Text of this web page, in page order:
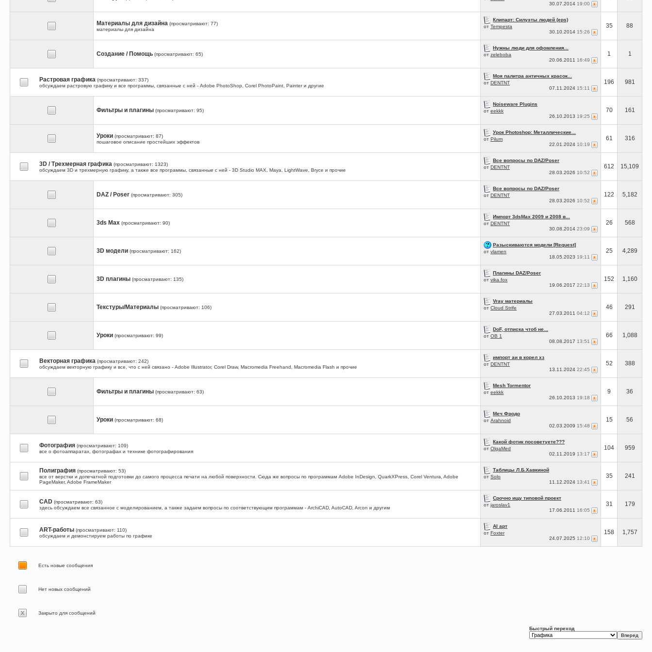
30.07.2014 19:00
Материалы для дизайна (просматривают: 77)
материалы для дизайна
Клипарт: Силуэты людей (eps)
от Tempesta
30.10.2014 15:26
35 88
Создание / Помощь (просматривают: 65)
Нужны люди для офомления...
от zeleboba
20.06.2011 16:49
1 1
Растровая графика (просматривают: 337)
обсуждаем растровую графику и все программы, связанные с ней - Adobe PhotoShop, Corel PhotoPaint, Painter и другие
Моя палитра античных красок...
от DENTNT
07.11.2024 15:11
196 981
Фильтры и плагины (просматривают: 95)
Noiseware Plugins
от eekkk
26.10.2013 19:25
70 161
Уроки (просматривают: 87)
пошаговое описание простейших эффектов
Урок Photoshop: Металлические...
от Pilum
22.01.2024 10:19
61 316
3D / Трехмерная графика (просматривают: 1323)
обсуждаем 3D и трехмерную графику, а также все программы, связанные с ней - 3D Studio MAX, Maya, LightWave, Bryce и прочие
Все вопросы по DAZ/Poser
от DENTNT
28.03.2026 10:52
612 15,109
DAZ / Poser (просматривают: 305)
Все вопросы по DAZ/Poser
от DENTNT
28.03.2026 10:52
122 5,182
3ds Max (просматривают: 90)
Импорт 3dsMax 2009 и 2008 в...
от DENTNT
30.08.2014 23:09
26 568
3D модели (просматривают: 162)
Разыскиваются модели [Request]
от vlamen
18.05.2023 19:11
25 4,289
3D плагины (просматривают: 135)
Плагины DAZ/Poser
от vika.fox
19.06.2017 22:13
152 1,160
Текстуры/Материалы (просматривают: 106)
Vray материалы
от Cloud Strife
27.03.2011 04:12
46 291
Уроки (просматривают: 99)
DoF, отписка чтоб не...
от OB 1
08.08.2017 13:51
66 1,088
Векторная графика (просматривают: 242)
обсуждаем векторную графику и все, что с ней связано - Adobe Illustrator, Corel Draw, Macromedia Freehand, Macromedia Flash и прочие
импорт аи в корел хз
от DENTNT
13.11.2024 22:45
52 388
Фильтры и плагины (просматривают: 63)
Mesh Tormentor
от eekkk
26.10.2013 19:18
9 36
Уроки (просматривают: 68)
Меч Фродо
от Arahnoid
02.03.2009 15:48
15 56
Фотография (просматривают: 109)
все о фотоаппаратах, фотографах и технике фотографирования
Какой фотик посоветуете???
от OlgaMed
02.11.2019 13:17
104 959
Полиграфия (просматривают: 53)
все от верстки и допечатной подготовки до самого процесса печати на любой поверхности. Сюда же вопросы по программам Adobe InDesign, QuarkXPress, Corel Ventura, Adobe
PageMaker, Adobe FrameMaker
Таблицы Л.Б.Хавкиной
от Solo
11.12.2024 13:41
35 241
CAD (просматривают: 63)
здесь обсуждаем все связанное с моделированием, а также задаем вопросы по соответствующим программам - ArchiCAD, AutoCAD, Arcon и другим
Срочно ищу типовой проект
от jaroslav1
17.06.2011 16:05
31 179
ART-работы (просматривают: 110)
обсуждаем и демонстируем работы по графике
AI арт
от Foxter
24.07.2025 12:10
158 1,757
Есть новые сообщения
Нет новых сообщений
Закрыто для сообщений
Быстрый переход